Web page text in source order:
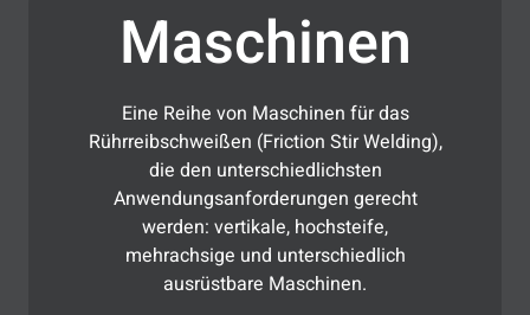
Maschinen
Eine Reihe von Maschinen für das
Rührreibschweißen (Friction Stir Welding),
die den unterschiedlichsten
Anwendungsanforderungen gerecht
werden: vertikale, hochsteife,
mehrachsige und unterschiedlich
ausrüstbare Maschinen.